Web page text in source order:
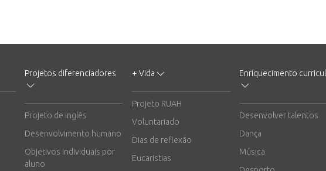
Projetos diferenciadores
Projeto de inglês
Desenvolvimento humano
Objetivos individuais por
aluno
+ Vida
Projeto RUAH
Voluntariado
Dias de reflexão
Eucaristias
Enriquecimento
Desenvolver talentos
Dança
Música